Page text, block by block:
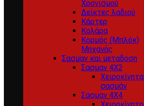
Χρονισμού
Δείκτες λαδιού
Κάρτερ
Κολάρα
Κορμός (Μπλόκ)
Μηχανής
Σασμαν και μεταδοση
Σασμαν 4Χ2
Χειροκίνητα
σασμάν
Σασμαν 4Χ4